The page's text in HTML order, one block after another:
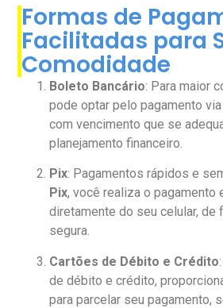
Formas de
Facilitadas para
Comodidade
Boleto Bancário: Para maior
pode optar pelo pagamento
com vencimento que se
planejamento financeiro.
Pix: Pagamentos rápidos e
Pix, você realiza o pagamento
diretamente do seu celular, de
segura.
Cartões de Débito e Crédito
de débito e crédito,
para parcelar seu pagamento,